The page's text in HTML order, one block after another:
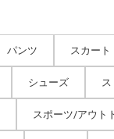
パンツ スカート
シューズ
スポーツ/アウト